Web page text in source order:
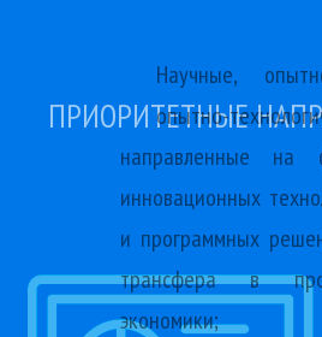
Научные,
опытно-
направленные на
инновационных
и программных
трансфера в
экономики;
ПРИОРИТЕТНЫЕ